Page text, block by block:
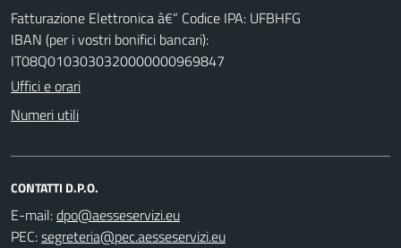
Fatturazione Elettronica â€“ Codice IPA: UFBHFG
IBAN (per i vostri bonifici bancari):
IT08Q0103030320000000969847
Uffici e orari
Numeri utili
CONTATTI D.P.O.
E-mail:
PEC: